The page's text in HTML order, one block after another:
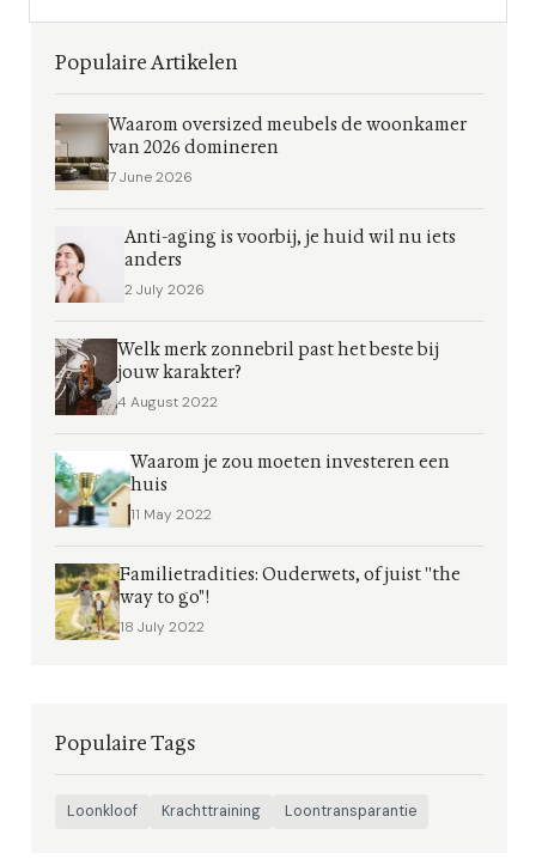
Populaire Artikelen
Waarom oversized meubels de woonkamer
van 2026 domineren
7 June 2026
Anti-aging is voorbij, je huid wil nu iets
anders
2 July 2026
Welk merk zonnebril past het beste bij
jouw karakter?
4 August 2022
Waarom je zou moeten investeren een
huis
11 May 2022
Familietradities: Ouderwets, of juist ''the
way to go"!
18 July 2022
Populaire Tags
Loonkloof Krachttraining Loontransparantie